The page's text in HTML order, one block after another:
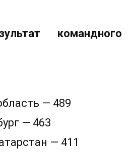
командного
— 489
— 463
— 411